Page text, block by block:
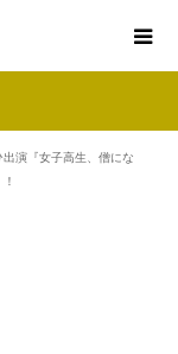
演『女子高生、僧にな